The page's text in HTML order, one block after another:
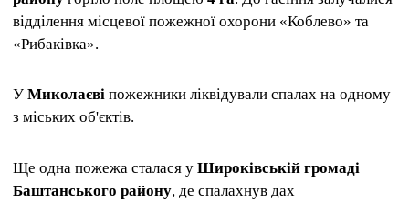
відділення місцевої пожежної охорони «Коблево» та
«Рибаківка».
У Миколаєві пожежники ліквідували спалах на одному
з міських об'єктів.
Ще одна пожежа сталася у Широківській громаді
Баштанського району, де спалахнув дах